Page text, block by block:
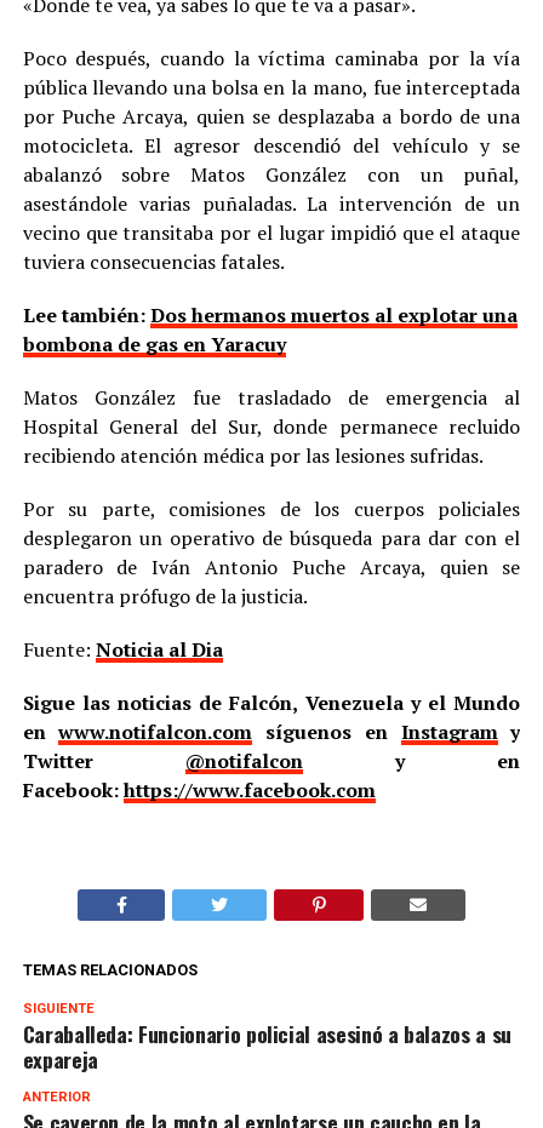
«Donde te vea, ya sabes lo que te va a pasar».
Poco después, cuando la víctima caminaba por la vía
pública llevando una bolsa en la mano, fue interceptada
por Puche Arcaya, quien se desplazaba a bordo de una
motocicleta. El agresor descendió del vehículo y se
abalanzó sobre Matos González con un puñal,
asestándole varias puñaladas. La intervención de un
vecino que transitaba por el lugar impidió que el ataque
tuviera consecuencias fatales.
Lee también:Dos hermanos muertos al explotar una
bombona de gas en Yaracuy
Matos González fue trasladado de emergencia al
Hospital General del Sur, donde permanece recluido
recibiendo atención médica por las lesiones sufridas.
Por su parte, comisiones de los cuerpos policiales
desplegaron un operativo de búsqueda para dar con el
paradero de Iván Antonio Puche Arcaya, quien se
encuentra prófugo de la justicia.
Fuente: Noticia al Dia
Sigue las noticias de Falcón, Venezuela y el Mundo
enwww.notifalcon.com síguenos en Instagramy
Twitter @notifalcony en
Facebook:https://www.facebook.com
TEMAS RELACIONADOS
SIGUIENTE
Caraballeda: Funcionario policial asesinó a balazos a su
expareja
ANTERIOR